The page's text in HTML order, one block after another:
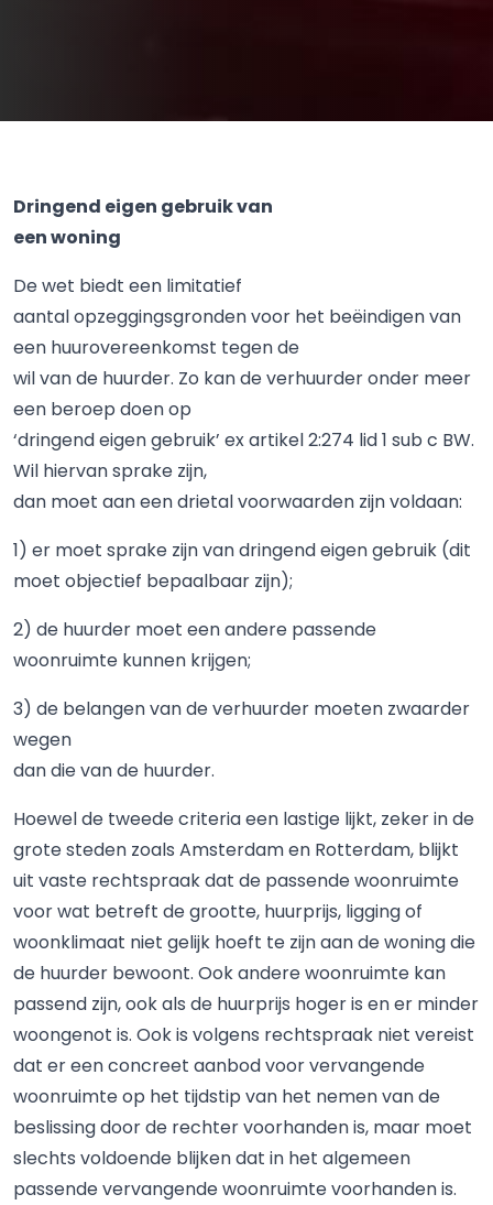
Dringend eigen gebruik van
een woning
De wet biedt een limitatief
aantal opzeggingsgronden voor het beëindigen van
een huurovereenkomst tegen de
wil van de huurder. Zo kan de verhuurder onder meer
een beroep doen op
‘dringend eigen gebruik’ ex artikel 2:274 lid 1 sub c BW.
Wil hiervan sprake zijn,
dan moet aan een drietal voorwaarden zijn voldaan:
1) er moet sprake zijn van dringend eigen gebruik (dit
moet objectief bepaalbaar zijn);
2) de huurder moet een andere passende
woonruimte kunnen krijgen;
3) de belangen van de verhuurder moeten zwaarder
wegen
dan die van de huurder.
Hoewel de tweede criteria een lastige lijkt, zeker in de
grote steden zoals Amsterdam en Rotterdam, blijkt
uit vaste rechtspraak dat de passende woonruimte
voor wat betreft de grootte, huurprijs, ligging of
woonklimaat niet gelijk hoeft te zijn aan de woning die
de huurder bewoont. Ook andere woonruimte kan
passend zijn, ook als de huurprijs hoger is en er minder
woongenot is. Ook is volgens rechtspraak niet vereist
dat er een concreet aanbod voor vervangende
woonruimte op het tijdstip van het nemen van de
beslissing door de rechter voorhanden is, maar moet
slechts voldoende blijken dat in het algemeen
passende vervangende woonruimte voorhanden is.